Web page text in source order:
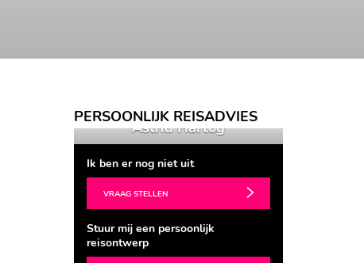
PERSOONLIJK REISADVIES
Astrid Hartog Astrid Hartog
Ik ben er nog niet uit
VRAAG STELLEN
Stuur mij een persoonlijk
reisontwerp